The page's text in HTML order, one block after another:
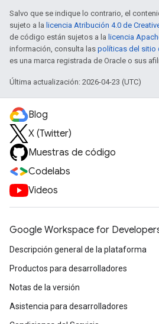
Salvo que se indique lo contrario, el
sujeto a la licencia Atribución 4.0 de
de código están sujetos a la licencia
información, consulta las políticas del sitio
es una marca registrada de Oracle o sus
Última actualización: 2026-04-23 (UTC)
Blog
X (Twitter)
Muestras de código
Codelabs
Videos
Google Workspace for
Descripción general de la plataforma
Productos para desarrolladores
Notas de la versión
Asistencia para desarrolladores